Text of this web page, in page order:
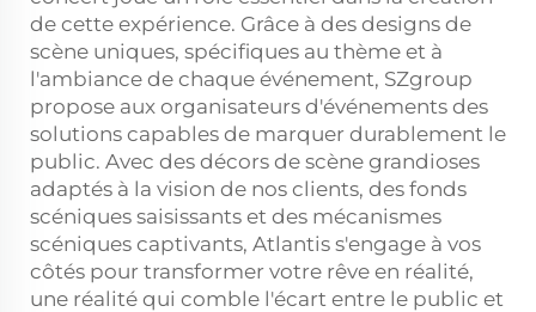
de cette expérience. Grâce à des designs de
scène uniques, spécifiques au thème et à
l'ambiance de chaque événement, SZgroup
propose aux organisateurs d'événements des
solutions capables de marquer durablement le
public. Avec des décors de scène grandioses
adaptés à la vision de nos clients, des fonds
scéniques saisissants et des mécanismes
scéniques captivants, Atlantis s'engage à vos
côtés pour transformer votre rêve en réalité,
une réalité qui comble l'écart entre le public et